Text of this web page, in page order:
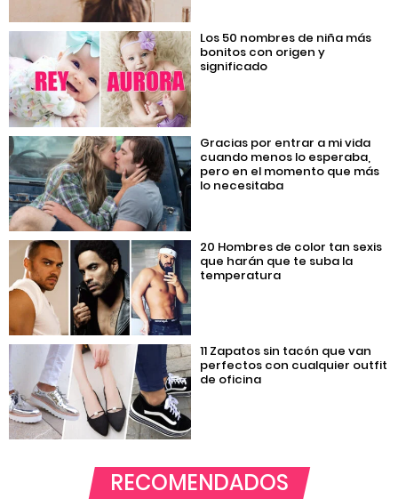
Los 50 nombres de niña más
bonitos con origen y
significado
Gracias por entrar a mi vida
cuando menos lo esperaba,
pero en el momento que más
lo necesitaba
20 Hombres de color tan sexis
que harán que te suba la
temperatura
11 Zapatos sin tacón que van
perfectos con cualquier outfit
de oficina
RECOMENDADOS